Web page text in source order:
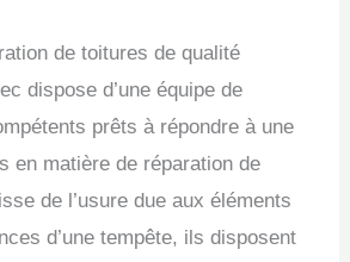
de toitures de qualité
dispose d’une équipe de
prêts à répondre à une
en matière de réparation de
de l’usure due aux éléments
d’une tempête, ils disposent